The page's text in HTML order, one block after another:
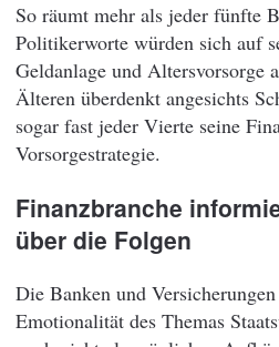
So räumt mehr als jeder fünfte
Politikerworte würden sich auf
Geldanlage und Altersvorsorge
Älteren überdenkt angesichts
sogar fast jeder Vierte seine
Vorsorgestrategie.
Finanzbranche
über die Folgen
Die Banken und
Emotionalität des Themas